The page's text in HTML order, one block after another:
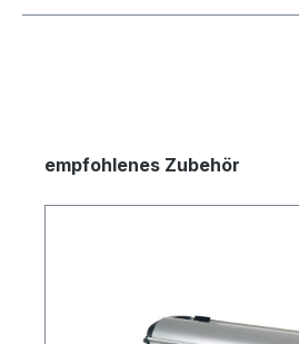
empfohlenes Zubehör